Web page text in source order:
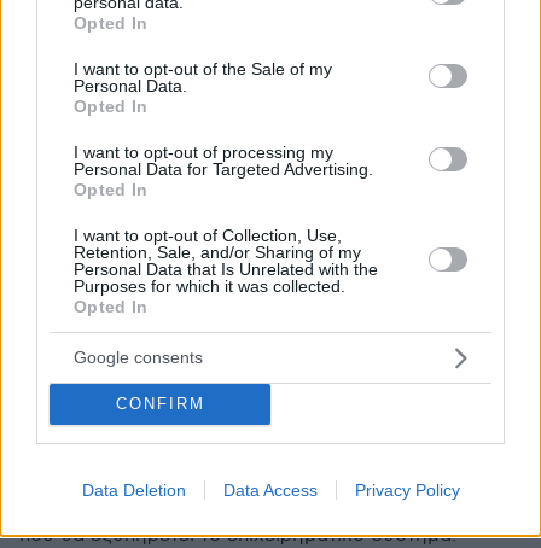
grant or deny consent to Google and its third-party tags to
use your data for below specified purposes in below Google
consent section.
Opted In
I want to opt-out of the Sale of my
Personal Data.
Opted In
I want to opt-out of processing my
Personal Data for Targeted Advertising.
Opted In
I want to opt-out of Collection, Use,
Retention, Sale, and/or Sharing of my
Personal Data that Is Unrelated with the
Purposes for which it was collected.
Opted In
Google consents
CONFIRM
Data Deletion Data Access Privacy Policy
Το 2029 ως χρονικός ορίζοντας είναι αποδεκτό, αλλά
γενικά, όταν μιλάμε για τεχνολογική καινοτομία, είτε
στη χρηματοδότηση είτε αλλού, η καινοτομία
συμβαίνει τώρα, σε εβδομάδες, όχι σε μήνες ή
χρόνια.
Χάνουμε ευκαιρίες κάθε εβδομάδα, κάθε μήνα και
κάθε χρόνο που περνά. Άρα αυτά τα κόστη ευκαιρίας
είναι απτά.
Πιστεύω ότι οι Ευρωπαίοι νομοθέτες το κατανοούν
αυτό. Και πιστεύω ότι το έργο θα υλοποιηθεί.
Και ειλικρινά, θα είναι από τα πρώτα που θα
υλοποιηθούν πλήρως, σε μεγάλη κλίμακα. Και ο
αντίκτυπος θα είναι αρκετά θετικός.
Είναι καλό να υπάρχει μια ισχυρή δημόσια υποδομή,
που θα εξυπηρετεί το επιχειρηματικό σύστημα.